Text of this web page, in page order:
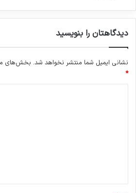
ه
دیدگاهتان را بنویسید
نشانی ایمیل شما منتشر نخواهد شد. بخش‌های
*